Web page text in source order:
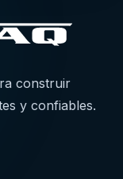
construir
y confiables.